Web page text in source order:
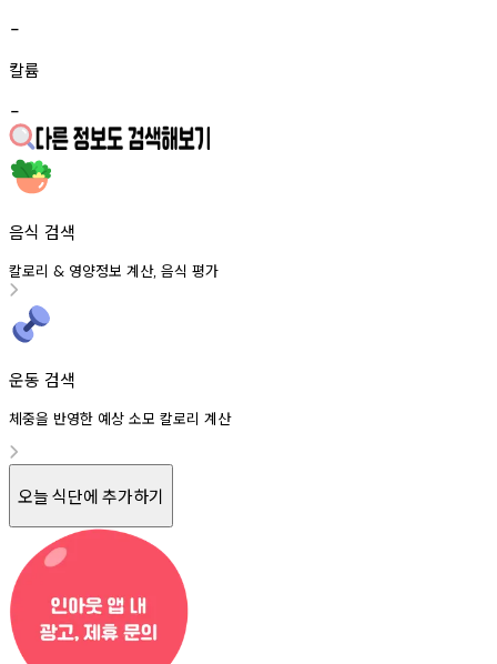
-
칼륨
-
음식 검색
칼로리 & 영양정보 계산, 음식 평가
운동 검색
체중을 반영한 예상 소모 칼로리 계산
오늘 식단에 추가하기